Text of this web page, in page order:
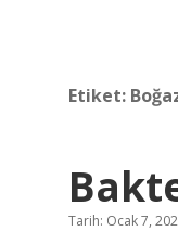
Etiket:
Tarih: Ocak 7,